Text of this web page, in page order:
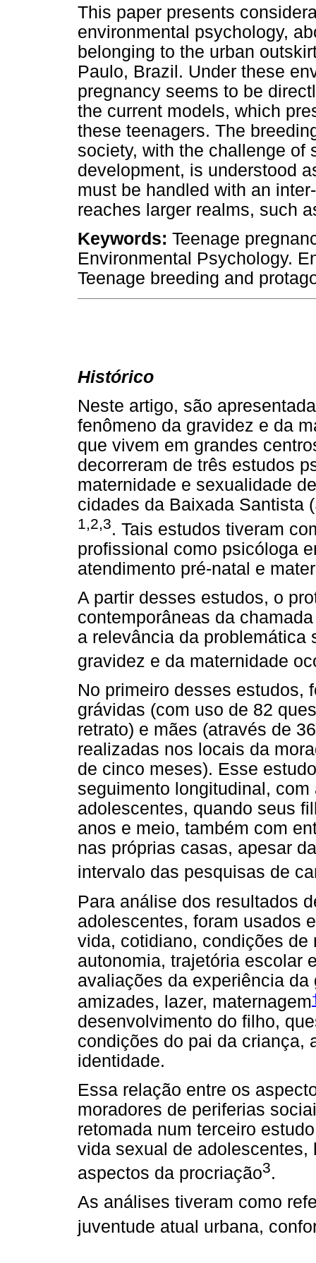
This paper presents
environmental psychology,
belonging to the urban
Paulo, Brazil. Under these
pregnancy seems to be
the current models, which
these teenagers. The
society, with the challenge of
development, is understood
must be handled with an
reaches larger realms, such
Keywords: Teenage
Environmental Psychology.
Teenage breeding and
Histórico
Neste artigo, são
fenômeno da gravidez e da
que vivem em grandes
decorreram de três estudos
maternidade e sexualidade
cidades da Baixada Santista
1,2,3. Tais estudos tiveram
profissional como psicóloga
atendimento pré-natal e
A partir desses estudos, o
contemporâneas da
a relevância da problemática
gravidez e da maternidade
No primeiro desses estudos,
grávidas (com uso de 82
retrato) e mães (através de
realizadas nos locais da
de cinco meses). Esse
seguimento longitudinal,
adolescentes, quando seus
anos e meio, também com
nas próprias casas, apesar
intervalo das pesquisas de
Para análise dos resultados
adolescentes, foram usados
vida, cotidiano, condições
autonomia, trajetória escolar
avaliações da experiência
amizades, lazer, maternagem
desenvolvimento do filho,
condições do pai da criança,
identidade.
Essa relação entre os
moradores de periferias
retomada num terceiro
vida sexual de
aspectos da procriação3.
As análises tiveram como
juventude atual urbana,